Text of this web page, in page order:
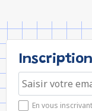
En vous